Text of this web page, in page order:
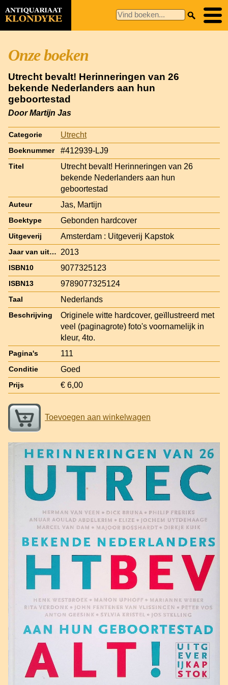
Onze boeken
Utrecht bevalt! Herinneringen van 26
bekende Nederlanders aan hun
geboortestad
Door Martijn Jas
Categorie Utrecht
Boeknummer #412939-LJ9
Titel
Utrecht bevalt! Herinneringen van 26
bekende Nederlanders aan hun
geboortestad
Auteur Jas, Martijn
Boektype Gebonden hardcover
Uitgeverij Amsterdam : Uitgeverij Kapstok
Jaar van uitgave 2013
ISBN10 9077325123
ISBN13 9789077325124
Taal Nederlands
Beschrijving
Originele witte hardcover, geïllustreerd met
veel (paginagrote) foto's voornamelijk in
kleur, 4to.
Pagina's 111
Conditie Goed
Prijs € 6,00
Toevoegen aan winkelwagen